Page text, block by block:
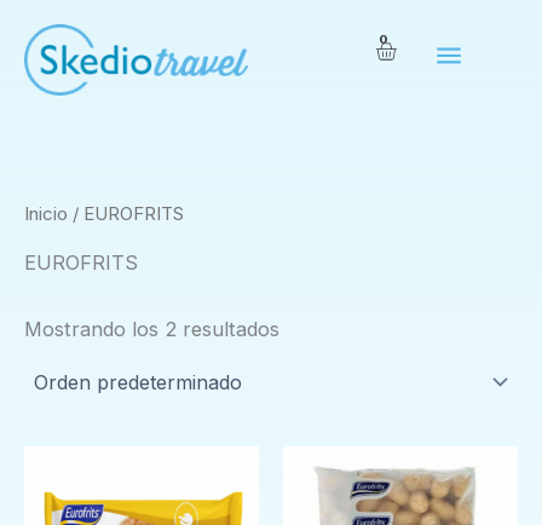
contenido
0
Carrito
Inicio / EUROFRITS
EUROFRITS
Mostrando los 2 resultados